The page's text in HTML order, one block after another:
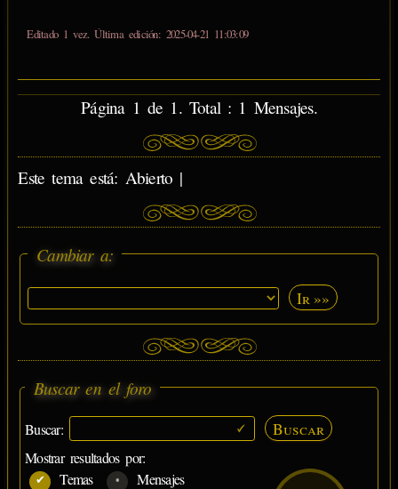
Editado 1 vez. Última edición: 2025-04-21 11:03:09
Página 1 de 1. Total : 1 Mensajes.
Este tema está: Abierto |
Cambiar a:
Ir »»
Buscar en el foro
Buscar: Buscar
Mostrar resultados por:
Temas
Mensajes